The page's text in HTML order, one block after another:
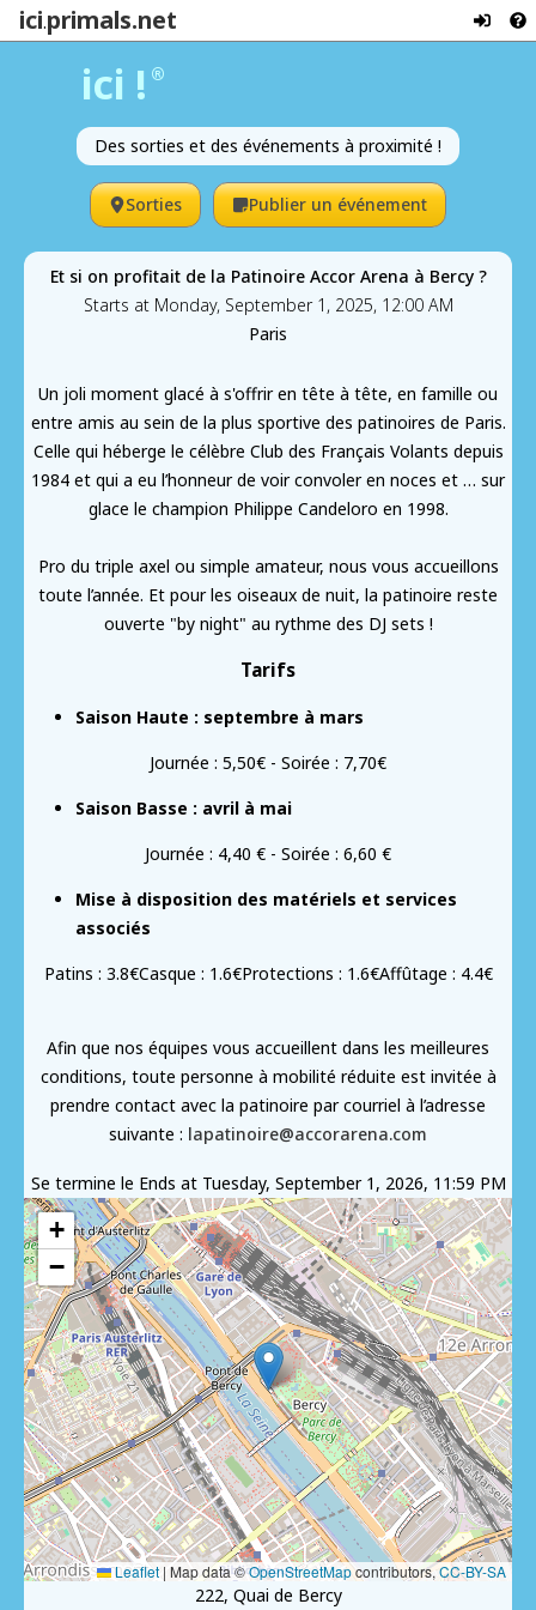
ici.primals.net
ici ! ®
Des sorties et des événements à proximité !
Sorties Publier un événement
Et si on profitait de la Patinoire Accor Arena à Bercy ?
Starts at Monday, September 1, 2025, 12:00 AM
Paris
Un joli moment glacé à s'offrir en tête à tête, en famille ou
entre amis au sein de la plus sportive des patinoires de Paris.
Celle qui héberge le célèbre Club des Français Volants depuis
1984 et qui a eu l’honneur de voir convoler en noces et … sur
glace le champion Philippe Candeloro en 1998.​
Pro du triple axel ou simple amateur, nous vous accueillons
toute l’année.​ Et pour les oiseaux de nuit, la patinoire reste
ouverte "by night" au rythme des DJ sets !
Tarifs
Saison Haute : septembre à mars
Journée : 5,50€ - Soirée : 7,70€
Saison Basse : avril à mai
Journée : 4,40 € - Soirée : 6,60 €
Mise à disposition des matériels et services
associés
Patins : 3.8€Casque : 1.6€Protections : 1.6€Affûtage : 4.4€
Afin que nos équipes vous accueillent dans les meilleures
conditions, toute personne à mobilité réduite est invitée à
prendre contact avec la patinoire par courriel à l’adresse
suivante : lapatinoire@accorarena.com
Se termine le Ends at Tuesday, September 1, 2026, 11:59 PM
+
−
Leaflet | Map data ©OpenStreetMapcontributors,CC-BY-SA
222, Quai de Bercy